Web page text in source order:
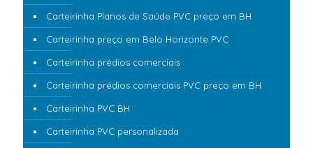
Carteirinha Planos de Saúde PVC preço em BH
Carteirinha preço em Belo Horizonte PVC
Carteirinha prédios comerciais
Carteirinha prédios comerciais PVC preço em BH
Carteirinha PVC BH
Carteirinha PVC personalizada